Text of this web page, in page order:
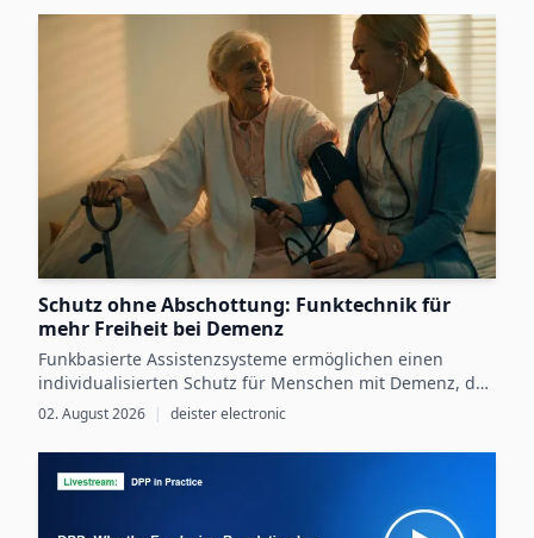
Produktgruppen verbindlich werden, und der
betrieblichen Vorbereitung darauf weiterhin eine Lücke.
Schutz ohne Abschottung: Funktechnik für
mehr Freiheit bei Demenz
Funkbasierte Assistenzsysteme ermöglichen einen
individualisierten Schutz für Menschen mit Demenz, der
Sicherheit mit größtmöglicher Selbstbestimmung
02. August 2026 deister electronic